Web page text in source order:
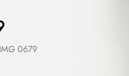
0679